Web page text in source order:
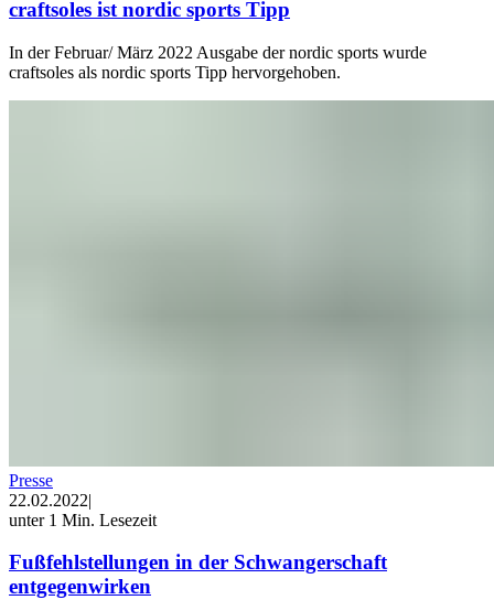
craftsoles ist nordic sports Tipp
In der Februar/ März 2022 Ausgabe der nordic sports wurde
craftsoles als nordic sports Tipp hervorgehoben.
Presse
22.02.2022|
unter 1 Min. Lesezeit
Fußfehlstellungen in der Schwangerschaft
entgegenwirken